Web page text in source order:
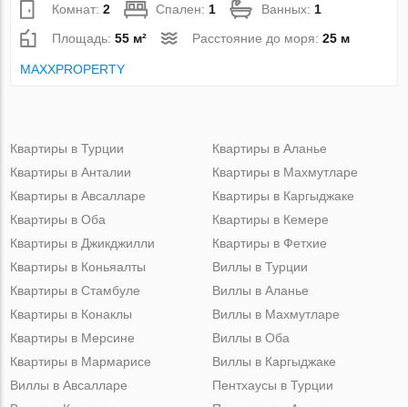
Комнат:2 Спален: 1 Ванных: 1
Площадь:55 м² Расстояние до моря:25 м
MAXXPROPERTY
Квартиры в Турции
Квартиры в Анталии
Квартиры в Авсалларе
Квартиры в Оба
Квартиры в Джикджилли
Квартиры в Аланье
Квартиры в Махмутларе
Квартиры в Каргыджаке
Квартиры в Кемере
Квартиры в Фетхие
Квартиры в Коньяалты
Квартиры в Стамбуле
Квартиры в Конаклы
Квартиры в Мерсине
Квартиры в Мармарисе
Виллы в Турции
Виллы в Аланье
Виллы в Махмутларе
Виллы в Оба
Виллы в Каргыджаке
Виллы в Авсалларе
Пентхаусы в Турции